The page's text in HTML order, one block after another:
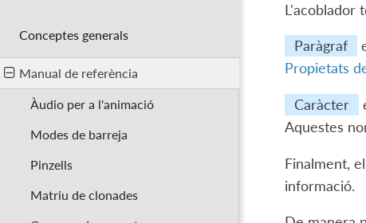
Conceptes generals
Manual de referència
Àudio per a l'animació
Modes de barreja
Pinzells
Matriu de clonades
L'acoblador
Paràgraf
Propietats
Caràcter
Aquestes
Finalment, el
informació.